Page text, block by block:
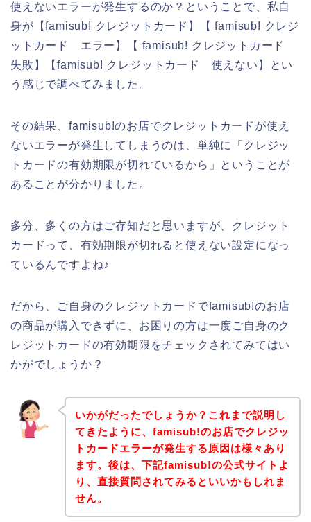
使えないエラーが発生するのか？ということで、私自
身が【famisub! クレジットカード】【 famisub! クレジ
ットカード エラー】【 famisub! クレジットカード
失敗】【famisub! クレジットカード 使えない】とい
う感じで調べてみました。
その結果、famisub!のお店でクレジットカードが使え
ないエラーが発生してしまうのは、単純に「クレジッ
トカードの有効期限が切れているから」ということが
あることが分かりました。
多分、多くの方はご存知だと思いますが、クレジット
カードって、有効期限が切れると使えない設定になっ
ているんですよね♪
だから、ご自身のクレジットカードでfamisub!のお店
の商品が購入できずに、お困りの方は一度ご自身のク
レジットカードの有効期限をチェックされてみてはい
かがでしょうか？
いかがだったでしょうか？これまで説明し
てきたように、famisub!のお店でクレジッ
トカードエラーが発生する原因は様々あり
ます。後は、下記famisub!の公式サイトよ
り、直接質問されてみるといいかもしれま
せん。